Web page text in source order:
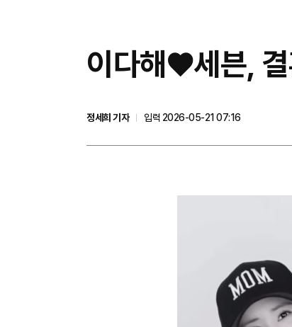
이다해♥세븐,
정세희 기자
입력 2026-05-21 07:16